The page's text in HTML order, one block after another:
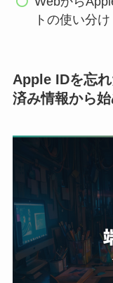
トの使い分け
Apple IDを忘
済み情報から始